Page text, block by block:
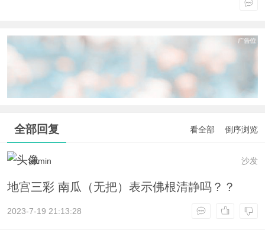
全部回复 看全部 倒序浏览
沙发
admin
地宫三彩 南瓜（无把）表示佛根清静吗？？
2023-7-19 21:13:28